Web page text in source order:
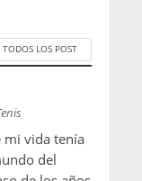
TODOS LOS POST
mi vida tenía
del